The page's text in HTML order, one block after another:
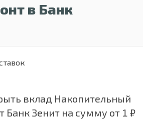
в Банк
вклад Накопительный
Банк Зенит на сумму от 1 ₽